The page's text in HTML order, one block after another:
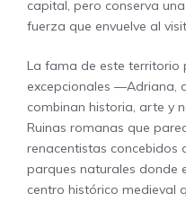
capital, pero conserva
fuerza que envuelve al
La fama de este territorio
excepcionales —Adriana,
combinan historia, arte y
Ruinas romanas que
renacentistas concebidos
parques naturales donde
centro histórico medieval